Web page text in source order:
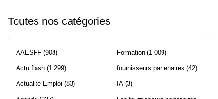
Toutes nos catégories
AAESFF (908)
Actu flash (1 299)
Actualité Emploi (83)
Formation (1 009)
fournisseurs partenaires (42)
IA (3)